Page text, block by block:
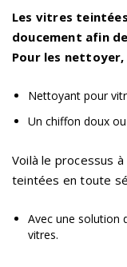
Les vitres
doucement afin
Pour les nettoyer,
Nettoyant pour
Un chiffon doux
Voilà le processus
teintées en toute
Avec une solution
vitres.